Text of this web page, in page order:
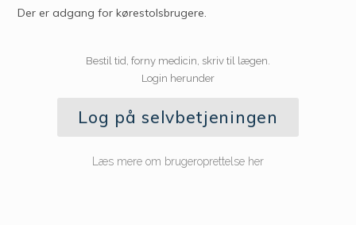
Der er adgang for kørestolsbrugere.
Bestil tid, forny medicin, skriv til lægen.
Login herunder
Log på selvbetjeningen
Læs mere om brugeroprettelse her